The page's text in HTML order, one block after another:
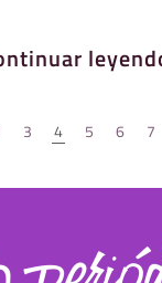
3 4 5 6 7